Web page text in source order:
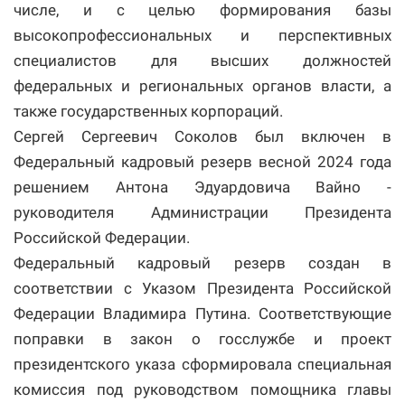
числе, и с целью формирования базы
высокопрофессиональных и перспективных
специалистов для высших должностей
федеральных и региональных органов власти, а
также государственных корпораций.
Сергей Сергеевич Соколов был включен в
Федеральный кадровый резерв весной 2024 года
решением Антона Эдуардовича Вайно -
руководителя Администрации Президента
Российской Федерации.
Федеральный кадровый резерв создан в
соответствии с Указом Президента Российской
Федерации Владимира Путина. Соответствующие
поправки в закон о госслужбе и проект
президентского указа сформировала специальная
комиссия под руководством помощника главы